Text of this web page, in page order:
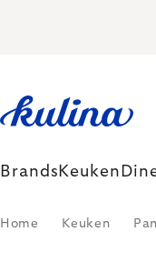
Brands Keuken
Home Keuken